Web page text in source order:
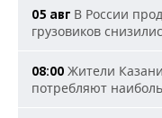
05 авг В России
грузовиков
08:00 Жители
потребляют